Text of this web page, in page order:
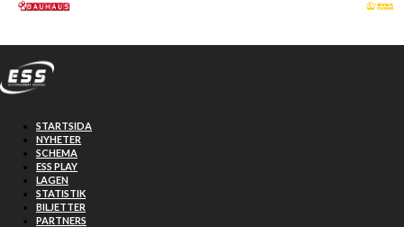
Hoppa till huvudinnehåll
STARTSIDA
NYHETER
SCHEMA
ESS PLAY
LAGEN
STATISTIK
BILJETTER
PARTNERS